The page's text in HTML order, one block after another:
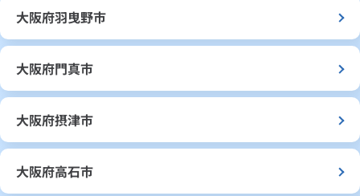
大阪府羽曳野市
大阪府門真市
大阪府摂津市
大阪府高石市